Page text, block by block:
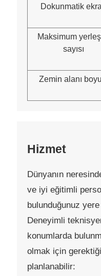
Dokunmatik
Maksimum
sayısı
Zemin alanı
Hizmet
Dünyanın
ve iyi eğitimli
bulunduğunuz
Deneyimli
konumlarda
olmak için
planlanabilir: